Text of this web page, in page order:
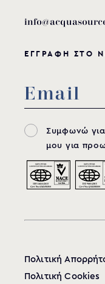
ΕΓΓΡΑΦΗ ΣΤΟ
Συμφωνώ
μου για
Πολιτική
Πολιτική Cookies